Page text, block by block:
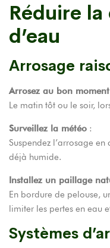
Réduire
d’eau
Arrosage
Arrosez au bon moment
Le matin tôt ou le soir,
Surveillez la météo :
Suspendez l’arrosage
déjà humide.
Installez un paillage
En bordure de pelouse,
limiter les pertes en eau
Systèmes